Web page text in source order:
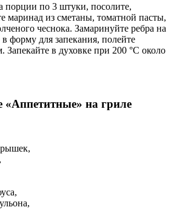
порции по 3 штуки, посолите,
маринад из сметаны, томатной пасты,
чеснока. Замаринуйте ребра на
форму для запекания, полейте
в духовке при 200 °C около
на гриле